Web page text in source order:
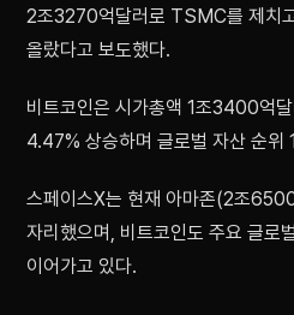
2조3270억달러로 TSMC를 제치
올랐다고 보도했다.
비트코인은 시가총액 1조3400억
4.47% 상승하며 글로벌 자산 순위
스페이스X는 현재 아마존(2조
자리했으며, 비트코인도 주요 글로
이어가고 있다.